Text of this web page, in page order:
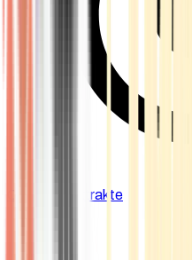
Cannabis Extrakte